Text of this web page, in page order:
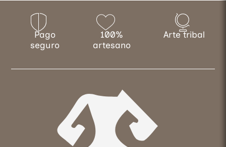
Pago
seguro
100%
artesano
Arte tribal